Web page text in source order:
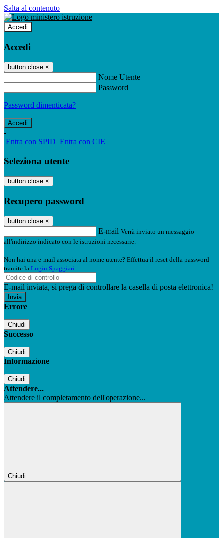
Salta al contenuto
Accedi
Accedi
button close ×
Nome Utente
Password
Password dimenticata?
-
Entra con SPID Entra con CIE
Seleziona utente
button close ×
Recupero password
button close ×
E-mail Verrà inviato un messaggio
all'indirizzo indicato con le istruzioni necessarie.
Non hai una e-mail associata al nome utente? Effettua il reset della password
tramite la Login Spaggiari
E-mail inviata, si prega di controllare la casella di posta elettronica!
Errore
Chiudi
Successo
Chiudi
Informazione
Chiudi
Attendere...
Attendere il completamento dell'operazione...
Chiudi